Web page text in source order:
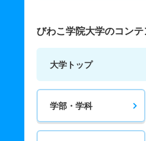
びわこ学院大学のコンテ
大学トップ
学部・学科